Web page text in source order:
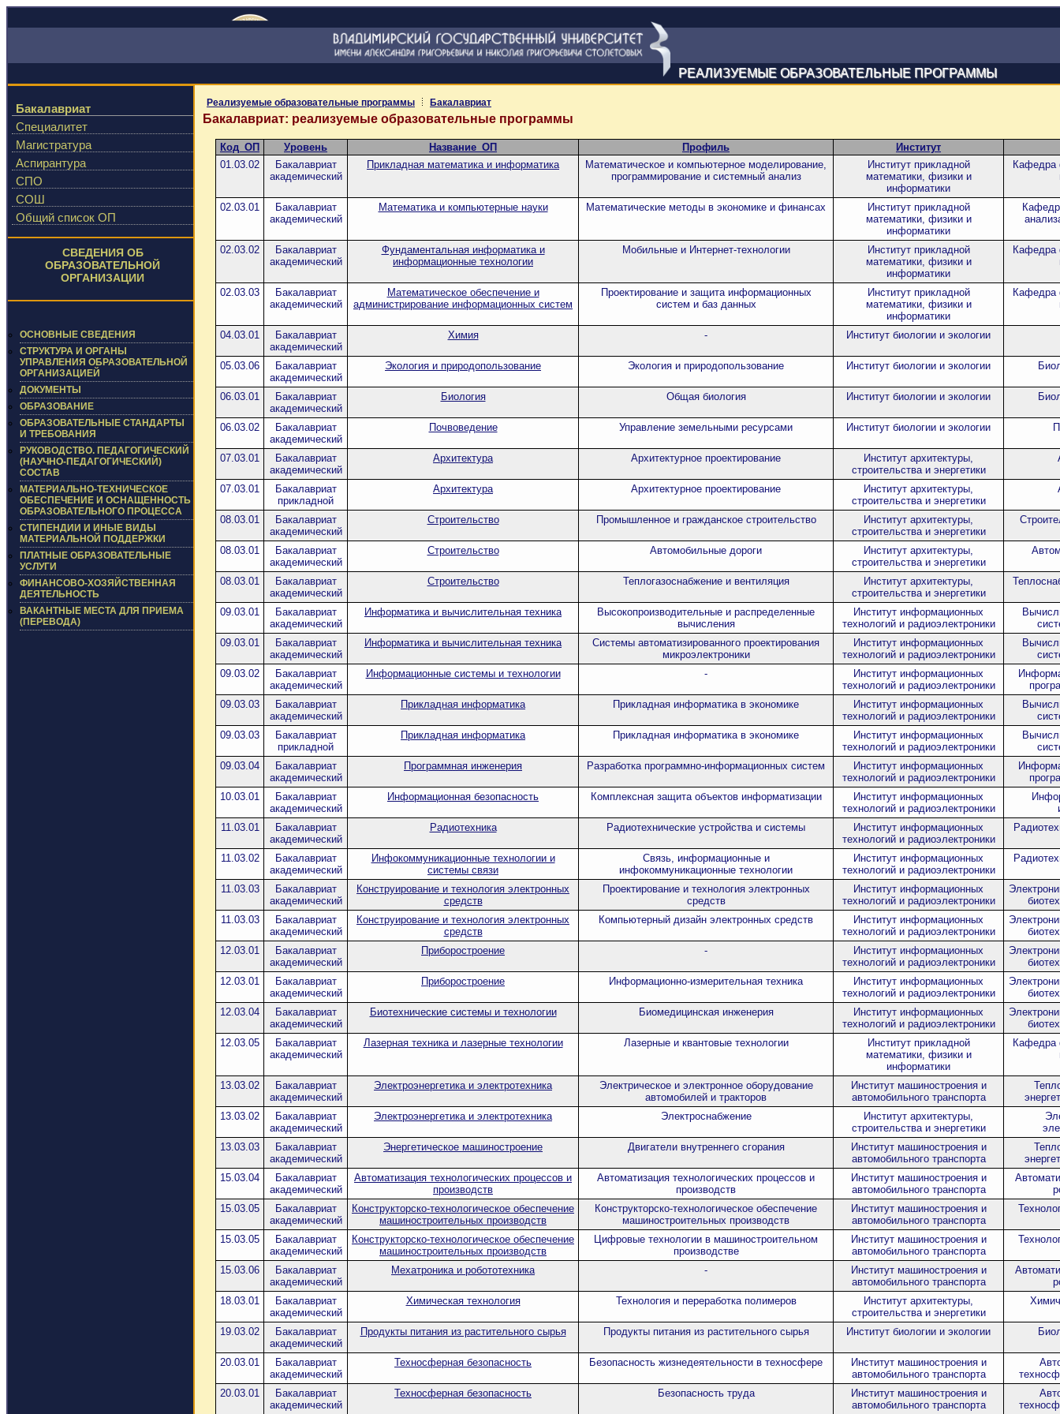
РЕАЛИЗУЕМЫЕ ОБРАЗОВАТЕЛЬНЫЕ ПРОГРАММЫ
Бакалавриат
Специалитет
Магистратура
Аспирантура
СПО
СОШ
Общий список ОП
СВЕДЕНИЯ ОБ
ОБРАЗОВАТЕЛЬНОЙ
ОРГАНИЗАЦИИ
ОСНОВНЫЕ СВЕДЕНИЯ
СТРУКТУРА И ОРГАНЫ
УПРАВЛЕНИЯ ОБРАЗОВАТЕЛЬНОЙ
ОРГАНИЗАЦИЕЙ
ДОКУМЕНТЫ
ОБРАЗОВАНИЕ
ОБРАЗОВАТЕЛЬНЫЕ СТАНДАРТЫ
И ТРЕБОВАНИЯ
РУКОВОДСТВО. ПЕДАГОГИЧЕСКИЙ
(НАУЧНО-ПЕДАГОГИЧЕСКИЙ)
СОСТАВ
МАТЕРИАЛЬНО-ТЕХНИЧЕСКОЕ
ОБЕСПЕЧЕНИЕ И ОСНАЩЕННОСТЬ
ОБРАЗОВАТЕЛЬНОГО ПРОЦЕССА
СТИПЕНДИИ И ИНЫЕ ВИДЫ
МАТЕРИАЛЬНОЙ ПОДДЕРЖКИ
ПЛАТНЫЕ ОБРАЗОВАТЕЛЬНЫЕ
УСЛУГИ
ФИНАНСОВО-ХОЗЯЙСТВЕННАЯ
ДЕЯТЕЛЬНОСТЬ
ВАКАНТНЫЕ МЕСТА ДЛЯ ПРИЕМА
(ПЕРЕВОДА)
Реализуемые образовательные программы Бакалавриат
Бакалавриат: реализуемые образовательные программы
Код_ОП Уровень Название_ОП Профиль
Институт
01.03.02
Бакалавриат
академический
Прикладная математика и информатика
Математическое и компьютерное моделирование,
программирование и системный анализ
Институт прикладной
математики, физики и
информатики
Кафедра
02.03.01
Бакалавриат
академический
Математика и компьютерные науки Математические методы в экономике и финансах
Институт прикладной
математики, физики и
информатики
02.03.02
Бакалавриат
академический
Фундаментальная информатика и
информационные технологии
Мобильные и Интернет-технологии
Институт прикладной
математики, физики и
информатики
Кафедра
02.03.03
Бакалавриат
академический
Математическое обеспечение и
администрирование информационных систем
Проектирование и защита информационных
систем и баз данных
Институт прикладной
математики, физики и
информатики
Кафедра
04.03.01
Бакалавриат
академический
Химия - Институт биологии и экологии
05.03.06
Бакалавриат
академический
Экология и природопользование Экология и природопользование Институт биологии и экологии
06.03.01
Бакалавриат
академический
Биология Общая биология Институт биологии и экологии
06.03.02
Бакалавриат
академический
Почвоведение Управление земельными ресурсами Институт биологии и экологии
07.03.01
Бакалавриат
академический
Архитектура Архитектурное проектирование
Институт архитектуры,
строительства и энергетики
07.03.01
Бакалавриат
прикладной
Архитектура Архитектурное проектирование
Институт архитектуры,
строительства и энергетики
08.03.01
Бакалавриат
академический
Строительство Промышленное и гражданское строительство
Институт архитектуры,
строительства и энергетики
08.03.01
Бакалавриат
академический
Строительство Автомобильные дороги
Институт архитектуры,
строительства и энергетики
08.03.01
Бакалавриат
академический
Строительство Теплогазоснабжение и вентиляция
Институт архитектуры,
строительства и энергетики
09.03.01
Бакалавриат
академический
Информатика и вычислительная техника
Высокопроизводительные и распределенные
вычисления
Институт информационных
технологий и радиоэлектроники
09.03.01
Бакалавриат
академический
Информатика и вычислительная техника
Системы автоматизированного проектирования
микроэлектроники
Институт информационных
технологий и радиоэлектроники
09.03.02
Бакалавриат
академический
Информационные системы и технологии -
Институт информационных
технологий и радиоэлектроники
09.03.03
Бакалавриат
академический
Прикладная информатика Прикладная информатика в экономике
Институт информационных
технологий и радиоэлектроники
09.03.03
Бакалавриат
прикладной
Прикладная информатика Прикладная информатика в экономике
Институт информационных
технологий и радиоэлектроники
09.03.04
Бакалавриат
академический
Программная инженерия Разработка программно-информационных систем
Институт информационных
технологий и радиоэлектроники
10.03.01
Бакалавриат
академический
Информационная безопасность Комплексная защита объектов информатизации
Институт информационных
технологий и радиоэлектроники
11.03.01
Бакалавриат
академический
Радиотехника Радиотехнические устройства и системы
Институт информационных
технологий и радиоэлектроники
11.03.02
Бакалавриат
академический
Инфокоммуникационные технологии и
системы связи
Связь, информационные и
инфокоммуникационные технологии
Институт информационных
технологий и радиоэлектроники
11.03.03
Бакалавриат
академический
Конструирование и технология электронных
средств
Проектирование и технология электронных
средств
Институт информационных
технологий и радиоэлектроники
11.03.03
Бакалавриат
академический
Конструирование и технология электронных
средств
Компьютерный дизайн электронных средств
Институт информационных
технологий и радиоэлектроники
12.03.01
Бакалавриат
академический
Приборостроение -
Институт информационных
технологий и радиоэлектроники
12.03.01
Бакалавриат
академический
Приборостроение Информационно-измерительная техника
Институт информационных
технологий и радиоэлектроники
12.03.04
Бакалавриат
академический
Биотехнические системы и технологии Биомедицинская инженерия
Институт информационных
технологий и радиоэлектроники
12.03.05
Бакалавриат
академический
Лазерная техника и лазерные технологии Лазерные и квантовые технологии
Институт прикладной
математики, физики и
информатики
Кафедра
13.03.02
Бакалавриат
академический
Электроэнергетика и электротехника
Электрическое и электронное оборудование
автомобилей и тракторов
Институт машиностроения и
автомобильного транспорта
13.03.02
Бакалавриат
академический
Электроэнергетика и электротехника Электроснабжение
Институт архитектуры,
строительства и энергетики
13.03.03
Бакалавриат
академический
Энергетическое машиностроение Двигатели внутреннего сгорания
Институт машиностроения и
автомобильного транспорта
15.03.04
Бакалавриат
академический
Автоматизация технологических процессов и
производств
Автоматизация технологических процессов и
производств
Институт машиностроения и
автомобильного транспорта
15.03.05
Бакалавриат
академический
Конструкторско-технологическое обеспечение
машиностроительных производств
Конструкторско-технологическое обеспечение
машиностроительных производств
Институт машиностроения и
автомобильного транспорта
15.03.05
Бакалавриат
академический
Конструкторско-технологическое обеспечение
машиностроительных производств
Цифровые технологии в машиностроительном
производстве
Институт машиностроения и
автомобильного транспорта
15.03.06
Бакалавриат
академический
Мехатроника и робототехника -
Институт машиностроения и
автомобильного транспорта
18.03.01
Бакалавриат
академический
Химическая технология Технология и переработка полимеров
Институт архитектуры,
строительства и энергетики
19.03.02
Бакалавриат
академический
Продукты питания из растительного сырья Продукты питания из растительного сырья Институт биологии и экологии
20.03.01
Бакалавриат
академический
Техносферная безопасность Безопасность жизнедеятельности в техносфере
Институт машиностроения и
автомобильного транспорта
20.03.01
Бакалавриат
академический
Техносферная безопасность Безопасность труда
Институт машиностроения и
автомобильного транспорта